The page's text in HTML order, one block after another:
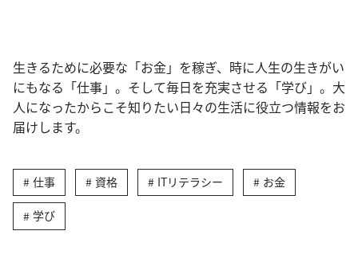
生きるために必要な「お金」を稼ぎ、時に人生の生きがい
にもなる「仕事」。そして毎日を充実させる「学び」。大
人になったからこそ知りたい日々の生活に役立つ情報をお
届けします。
仕事 資格 ITリテラシー お金
学び